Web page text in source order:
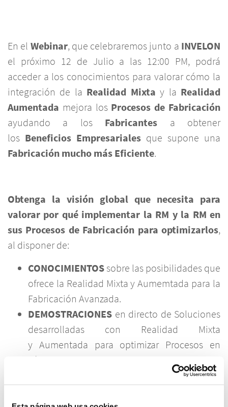
En el Webinar, que celebraremos junto a INVELON
el próximo 12 de Julio a las 12:00 PM, podrá
acceder a los conocimientos para valorar cómo la
integración de la Realidad Mixtay la Realidad
Aumentada mejora los Procesos de Fabricación
ayudando a los Fabricantes a obtener
los Beneficios Empresariales que supone una
Fabricación mucho más Eficiente.
Obtenga la visión global que necesita para
valorar por qué implementar la RM y la RM en
sus Procesos de Fabricación para optimizarlos,
al disponer de:
CONOCIMIENTOS sobre las posibilidades que
ofrece la Realidad Mixta y Aumemtada para la
Fabricación Avanzada.
DEMOSTRACIONES en directo de Soluciones
desarrolladas con Realidad Mixta
y Aumentada para optimizar Procesos en
Fábrica.
de implementar Soluciones con